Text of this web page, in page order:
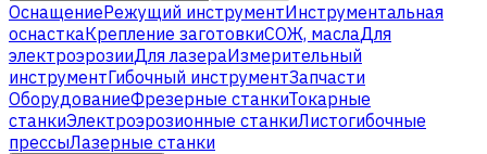
ОснащениеРежущий инструментИнструментальная
оснасткаКрепление заготовкиСОЖ, маслаДля
электроэрозииДля лазераИзмерительный
инструментГибочный инструментЗапчасти
ОборудованиеФрезерные станкиТокарные
станкиЭлектроэрозионные станкиЛистогибочные
прессыЛазерные станки